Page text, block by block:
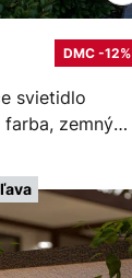
svietidlo
zemný
DMC -12%